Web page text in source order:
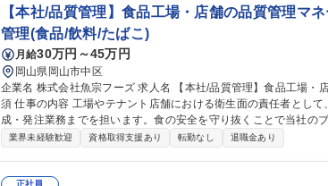
【本社/品質管理】食品工場・店舗の品質管理マ
管理(食品/飲料/たばこ)
月給30万円～45万円
岡山県岡山市中区
企業名 株式会社魚宗フーズ 求人名 【本社/品質管理】食品工場・店舗の品質管理マネージャー/管理栄養士資格必
須 仕事の内容 工場やテナント店舗における衛生面の責任者として、衛生管理指導から日替わり宅配弁当の献立作
成・発注業務までを担います。食の安全を守り抜くことで当社の
です。 工場出荷商品の菌検査や、月に1回の店舗巡回による厨房の衛生点検を実施し、食中毒等を未然に防ぐ品質
業界未経験歓迎 資格取得支援あり 転勤なし 退職金あり
正社員